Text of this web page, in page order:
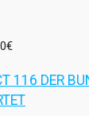
116 DER